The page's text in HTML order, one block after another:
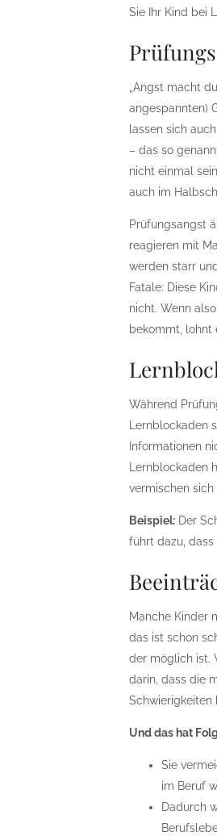
Sie Ihr Kind bei
„Angst macht
angespannten)
lassen sich
– das so
nicht einmal
auch im
Prüfungsangst
reagieren mit
werden starr
Fatale: Diese
nicht. Wenn
bekommt, lohnt
Während
Lernblockaden
Informationen
Lernblockaden
vermischen
Beispiel: Der
führt dazu,
Manche Kinder
das ist schon
der möglich ist.
darin, dass die
Schwierigkeiten
Und das hat
Sie
im Beruf
Dadurch